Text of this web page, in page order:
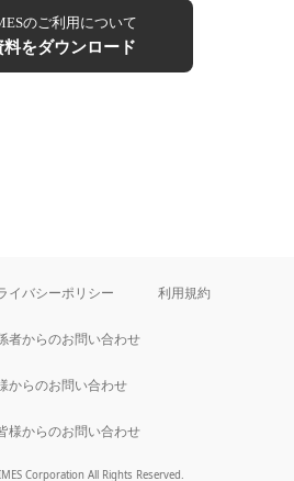
のご利用について
料をダウンロード
イバシーポリシー 利用規約
者からのお問い合わせ
からのお問い合わせ
様からのお問い合わせ
Corporation All Rights Reserved.